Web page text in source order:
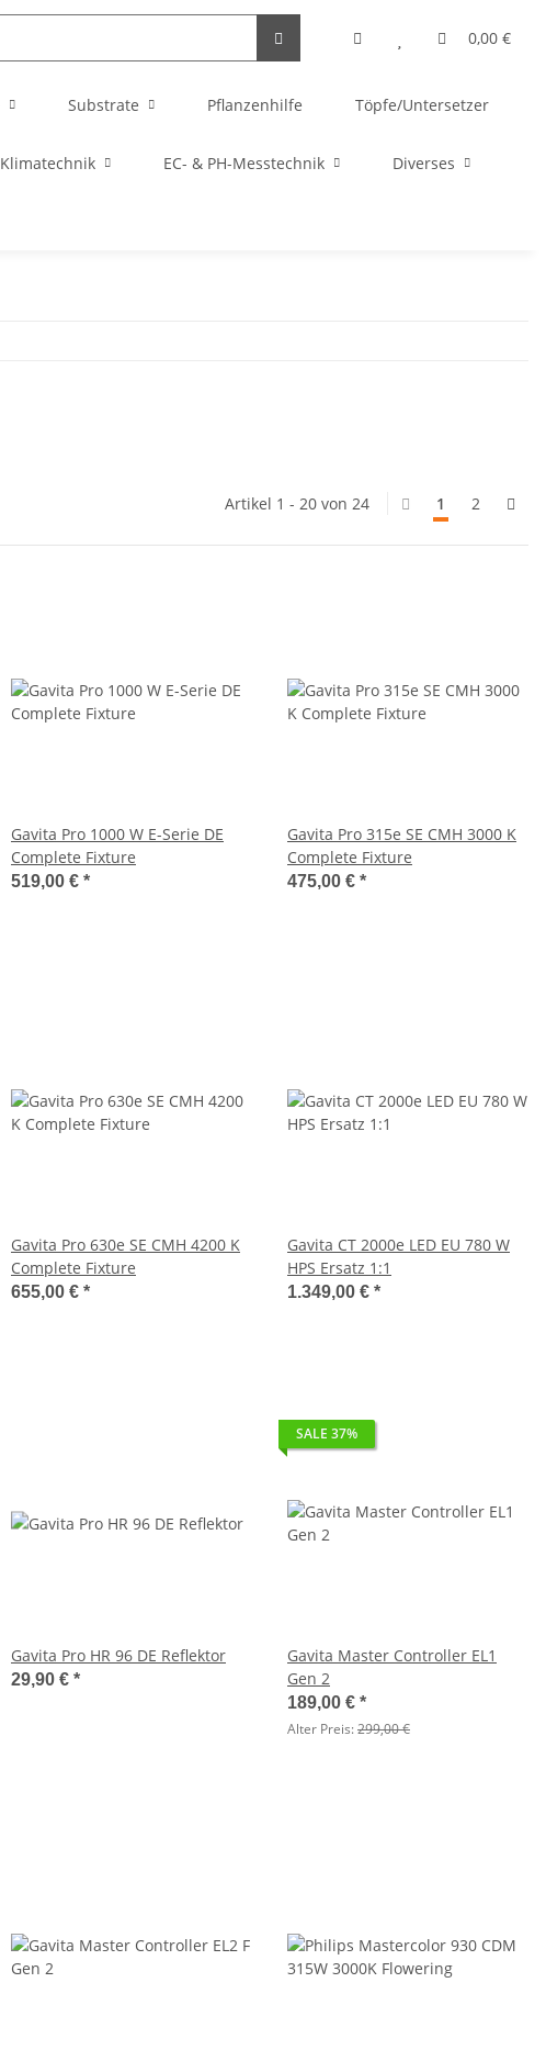
0,00 €
Substrate Pflanzenhilfe Töpfe/Untersetzer
Klimatechnik EC- & PH-Messtechnik Diverses
Artikel 1 - 20 von 24 1 2
Gavita Pro 1000 W E-Serie DE
Complete Fixture
519,00 € *
Gavita Pro 315e SE CMH 3000 K
Complete Fixture
475,00 € *
Gavita Pro 630e SE CMH 4200 K
Complete Fixture
655,00 € *
Gavita CT 2000e LED EU 780 W
HPS Ersatz 1:1
1.349,00 € *
Gavita Pro HR 96 DE Reflektor
29,90 € *
SALE 37%
Gavita Master Controller EL1
Gen 2
189,00 € *
Alter Preis:299,00 €